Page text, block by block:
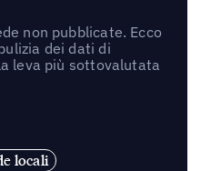
non pubblicate. Ecco
dei dati di
leva più sottovalutata
locali